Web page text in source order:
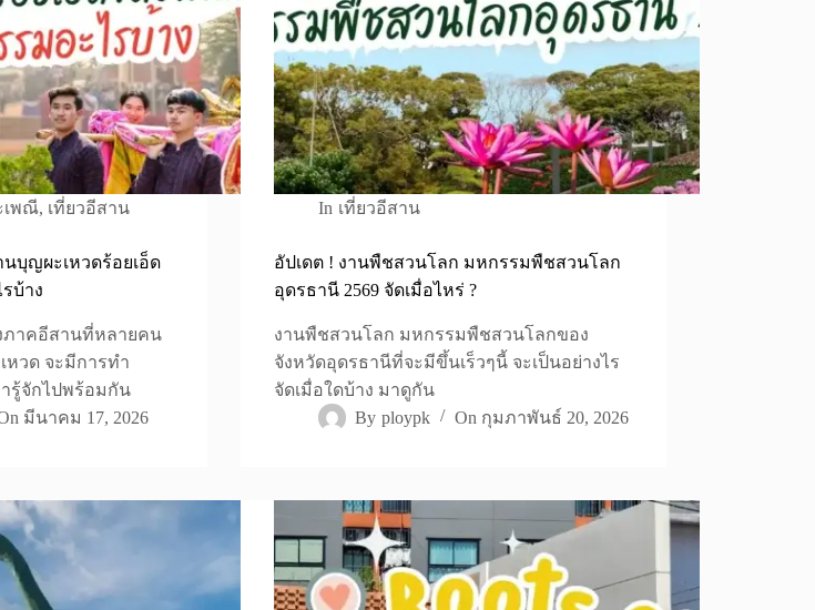
เพณี, เที่ยวอีสาน
บุญผะเหวดร้อยเอ็ด
บ้าง
ภาคอีสานที่หลายคน
หวด จะมีการทำ
รู้จักไปพร้อมกัน
มีนาคม 17, 2026
In เที่ยวอีสาน
อัปเดต ! งานพืชสวนโลก มหกรรมพืชสวนโลก
อุดรธานี 2569 จัดเมื่อไหร่ ?
งานพืชสวนโลก มหกรรมพืชสวนโลกของ
จังหวัดอุดรธานีที่จะมีขึ้นเร็วๆนี้ จะเป็นอย่างไร
จัดเมื่อใดบ้าง มาดูกัน
By ploypk On กุมภาพันธ์ 20, 2026